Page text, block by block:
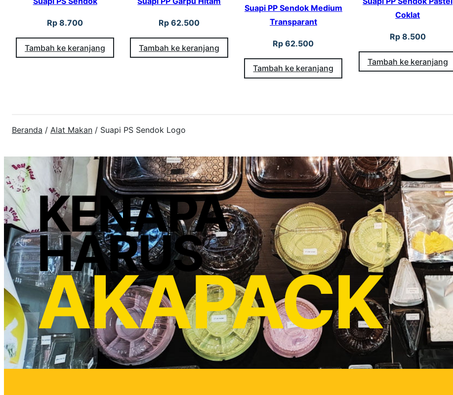
Rp 8.700
Tambah ke keranjang
Rp 62.500
Tambah ke keranjang
Suapi PP Sendok Medium
Transparant
Rp 62.500
Tambah ke keranjang
Coklat
Rp8.500
Tambah ke keranjang
Beranda / Alat Makan / Suapi PS Sendok Logo
KENAPA
HARUS
AKAPACK